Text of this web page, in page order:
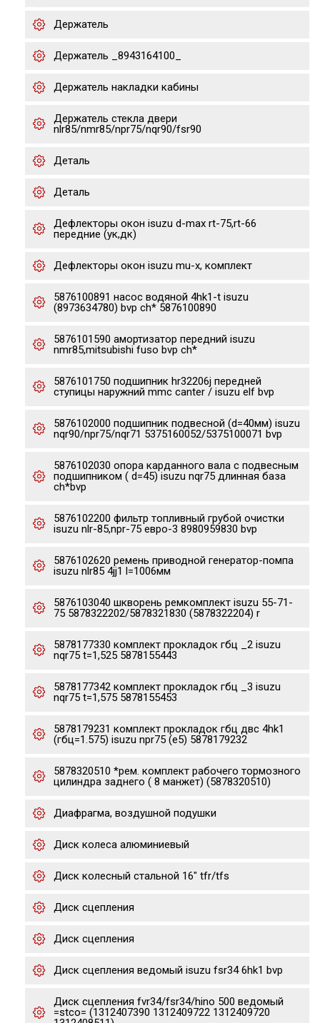
Держатель
Держатель _8943164100_
Держатель накладки кабины
Держатель стекла двери
nlr85/nmr85/npr75/nqr90/fsr90
Деталь
Деталь
Дефлекторы окон isuzu d-max rt-75,rt-66
передние (ук,дк)
Дефлекторы окон isuzu mu-x, комплект
5876100891 насос водяной 4hk1-t isuzu
(8973634780) bvp ch* 5876100890
5876101590 амортизатор передний isuzu
nmr85,mitsubishi fuso bvp ch*
5876101750 подшипник hr32206j передней
ступицы наружний mmc canter / isuzu elf bvp
5876102000 подшипник подвесной (d=40мм) isuzu
nqr90/npr75/nqr71 5375160052/5375100071 bvp
5876102030 опора карданного вала с подвесным
подшипником ( d=45) isuzu nqr75 длинная база
ch*bvp
5876102200 фильтр топливный грубой очистки
isuzu nlr-85,npr-75 евро-3 8980959830 bvp
5876102620 ремень приводной генератор-помпа
isuzu nlr85 4jj1 l=1006мм
5876103040 шкворень ремкомплект isuzu 55-71-
75 5878322202/5878321830 (5878322204) r
5878177330 комплект прокладок гбц _2 isuzu
nqr75 t=1,525 5878155443
5878177342 комплект прокладок гбц _3 isuzu
nqr75 t=1,575 5878155453
5878179231 комплект прокладок гбц двс 4hk1
(гбц=1.575) isuzu npr75 (e5) 5878179232
5878320510 *рем. комплект рабочего тормозного
цилиндра заднего ( 8 манжет) (5878320510)
Диафрагма, воздушной подушки
Диск колеса алюминиевый
Диск колесный стальной 16" tfr/tfs
Диск сцепления
Диск сцепления
Диск сцепления ведомый isuzu fsr34 6hk1 bvp
Диск сцепления fvr34/fsr34/hino 500 ведомый
=stco= (1312407390 1312409722 1312409720